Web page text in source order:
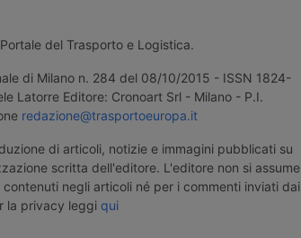
del Trasporto e Logistica.
di Milano n. 284 del 08/10/2015 - ISSN 1824-
Latorre Editore: Cronoart Srl - Milano - P.I.
redazione@trasportoeuropa.it
di articoli, notizie e immagini pubblicati su
scritta dell'editore. L'editore non si assume
negli articoli né per i commenti inviati dai
la privacy leggi qui